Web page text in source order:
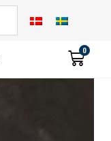
0